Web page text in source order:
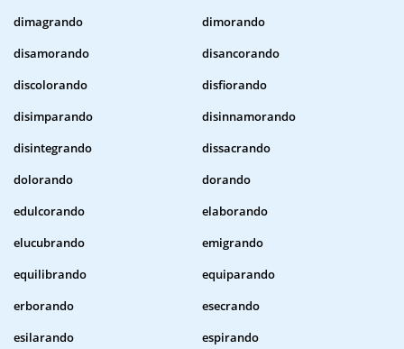
dimagrando
dimorando
disamorando
disancorando
discolorando
disfiorando
disimparando
disinnamorando
disintegrando
dissacrando
dolorando
dorando
edulcorando
elaborando
elucubrando
emigrando
equilibrando
equiparando
erborando
esecrando
esilarando
espirando